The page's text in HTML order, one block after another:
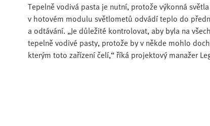
Tepelně vodivá pasta je nutní, protože výkonná
v hotovém modulu světlometů odvádí teplo do
a odtávání. „Je důležité kontrolovat, aby byla na
tepelně vodivé pasty, protože by v někde mohlo
kterým toto zařízení čelí,“ říká projektový manažer